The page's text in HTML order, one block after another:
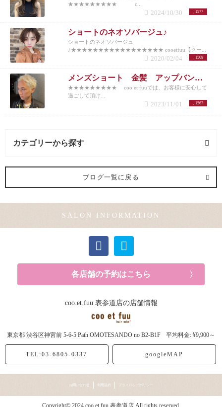
★★★★★★★★★ c...
1577
2024/10/30
ショートのネオソバージュ♪
ショートのネオソバージュ
♪★★★★★★★★★★★★★★★★★ cooetfuu【クー...
1568
2020/02/04
メンズショート 金髪 アップバング 10代20代30代40代50代
★★★★★★★★★ coo et fuuでは、お客様に安心して
過ごして頂け...
1567
2023/11/01
カテゴリーから探す
ヘアメイク (1記事)
ブログ一覧に戻る
SALON INFORMATION
各店舗の予約はこちら
coo.et.fuu 表参道店の店舗情報
東京都 渋谷区神宮前 5-6-5 Path OMOTESANDO no B2-B1F 平均料金: ¥9,900～
TEL:03-6805-0337 googleMAP
お問い合わせ 利用規約 プライバシーポリシー